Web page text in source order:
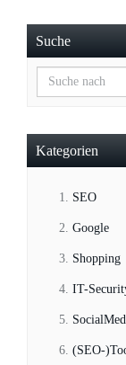
Suche
Kategorien
SEO
Google
Shopping
IT-
(SEO-